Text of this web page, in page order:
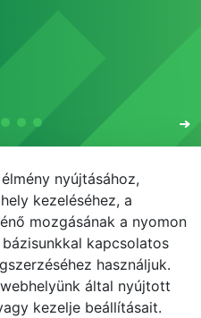
NEPTUN
E-learning
nyújtásához,
kezeléséhez, a
mozgásának a nyomon
kapcsolatos
használjuk.
által nyújtott
kezelje beállításait.